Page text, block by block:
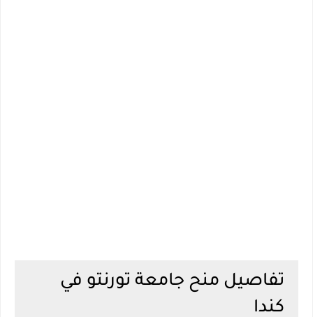
تفاصيل منح جامعة تورنتو في
كندا